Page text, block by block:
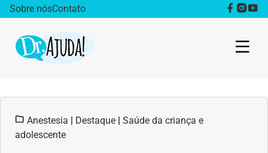
Sobre nósContato
Obesidade
Anestesia | Destaque | Saúde da criança e
adolescente